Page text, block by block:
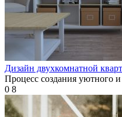
Дизайн двухкомнатной
Процесс создания уютного
0 8